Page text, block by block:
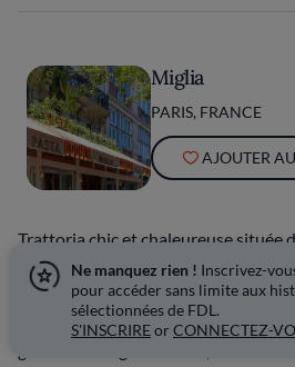
Miglia
PARIS, FRANCE
AJOUTER
Trattoria chic et chaleureuse située
arrondissement de la capitale,
gourmand à travers les saveurs
aux tons solaires et une
les convives, prêts à découvrir une
Ne manquez rien ! Inscrivez-
pour accéder sans limite aux
sélectionnées de FDL.
S'INSCRIREor CONNECTEZ-